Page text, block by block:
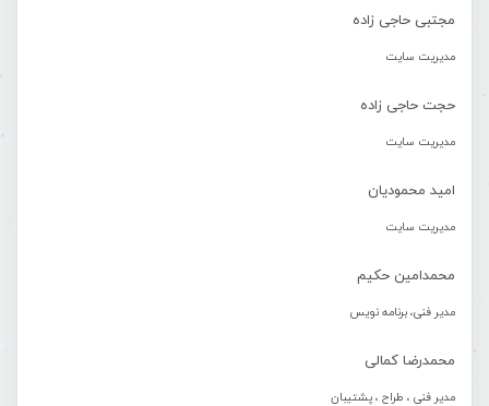
مجتبی حاجی زاده
مدیریت سایت
حجت حاجی زاده
مدیریت سایت
امید محمودیان
مدیریت سایت
محمدامین حکیم
مدیر فنی، برنامه نویس
محمدرضا کمالی
مدیر فنی ، طراح ، پشتیبان